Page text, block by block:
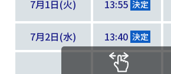
7月1日(火) 13:55 決定
7月2日(水) 13:40 決定